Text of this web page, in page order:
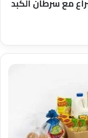
عام ١٩٩٦ بعد صراع مع سرطان الكبد